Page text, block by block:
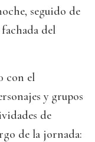
seguido de
del
con el
y grupos
de
de la jornada: